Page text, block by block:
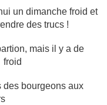
un dimanche froid et
des trucs !
mais il y a de
froid
des bourgeons aux